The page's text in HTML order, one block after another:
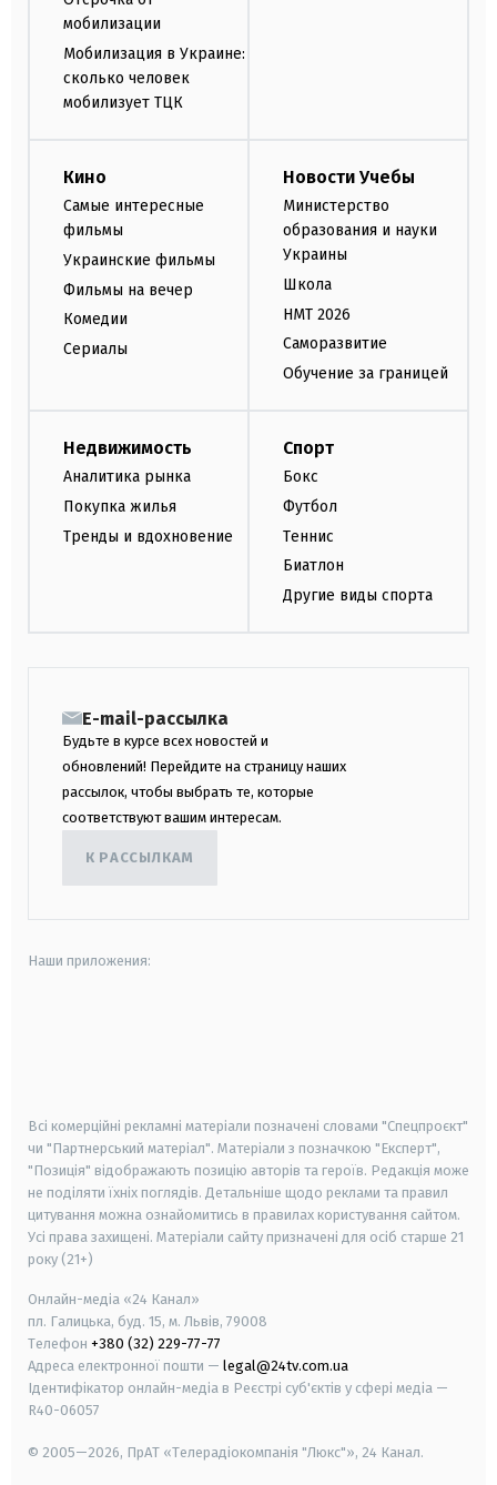
мобилизации
Мобилизация в Украине:
сколько человек
мобилизует ТЦК
Кино
Самые интересные
фильмы
Украинские фильмы
Фильмы на вечер
Комедии
Сериалы
Новости Учебы
Министерство
образования и науки
Украины
Школа
НМТ 2026
Саморазвитие
Обучение за границей
Недвижимость
Аналитика рынка
Покупка жилья
Тренды и вдохновение
Спорт
Бокс
Футбол
Теннис
Биатлон
Другие виды спорта
E-mail-рассылка
Будьте в курсе всех новостей и
обновлений! Перейдите на страницу наших
рассылок, чтобы выбрать те, которые
соответствуют вашим интересам.
К РАССЫЛКАМ
Наши приложения:
Всі комерційні рекламні матеріали позначені словами "Спецпроєкт"
чи "Партнерський матеріал". Матеріали з позначкою "Експерт",
"Позиція" відображають позицію авторів та героїв. Редакція може
не поділяти їхніх поглядів. Детальніше щодо реклами та правил
цитування можна ознайомитись в правилах користування сайтом.
Усі права захищені. Матеріали сайту призначені для осіб старше 21
року (21+)
Онлайн-медіа «24 Канал»
пл. Галицька, буд. 15, м. Львів, 79008
Телефон +380 (32) 229-77-77
Адреса електронної пошти — legal@24tv.com.ua
Ідентифікатор онлайн-медіа в Реєстрі суб'єктів у сфері медіа —
R40-06057
© 2005—2026, ПрАТ «Телерадіокомпанія "Люкс"», 24 Канал.